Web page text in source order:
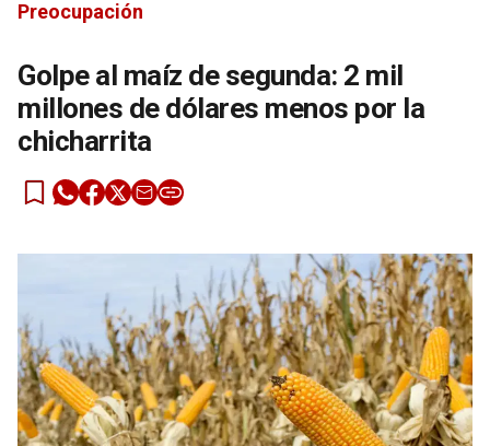
Preocupación
Golpe al maíz de segunda: 2 mil
millones de dólares menos por la
chicharrita